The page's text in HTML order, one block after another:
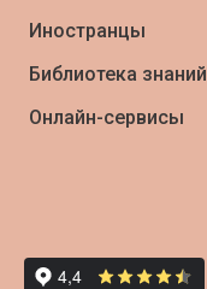
Иностранцы
Библиотека знаний
Онлайн-сервисы